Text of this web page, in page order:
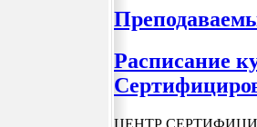
Расписание